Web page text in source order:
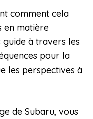
comment cela
en matière
guide à travers les
pour la
les perspectives à
de Subaru, vous